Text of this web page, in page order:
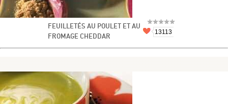
FEUILLETÉS AU POULET ET AU
FROMAGE CHEDDAR
13113